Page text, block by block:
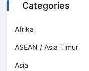
Categories
Afrika
ASEAN / Asia Timur
Asia